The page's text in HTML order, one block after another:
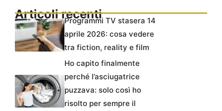
Articoli recentiProgrammi TV stasera 14
aprile 2026: cosa vedere
tra fiction, reality e film
Ho capito finalmente
perché l’asciugatrice
puzzava: solo così ho
risolto per sempre il